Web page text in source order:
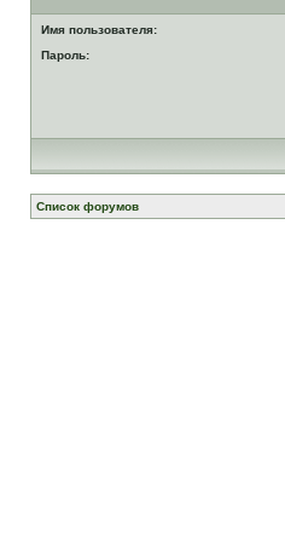
Имя пользователя:
Пароль:
Список форумов